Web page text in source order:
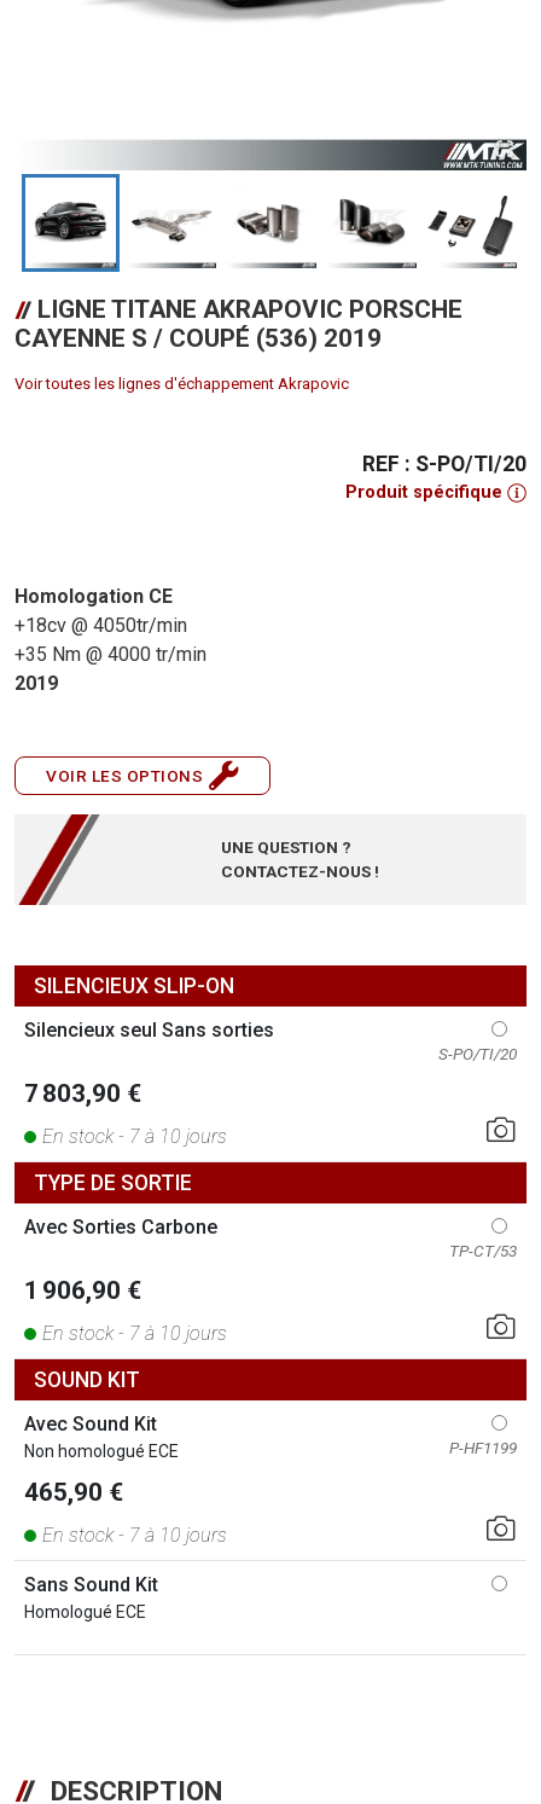
LIGNE TITANE AKRAPOVIC PORSCHE
CAYENNE S / COUPÉ (536) 2019
Voir toutes les lignes d'échappement Akrapovic
REF : S-PO/TI/20
Produit spécifique
Homologation CE
+18cv @ 4050tr/min
+35 Nm @ 4000 tr/min
2019
VOIR LES OPTIONS
UNE QUESTION ?
CONTACTEZ-NOUS !
SILENCIEUX SLIP-ON
Silencieux seul Sans sorties
S-PO/TI/20
7 803,90 €
En stock - 7 à 10 jours
TYPE DE SORTIE
Avec Sorties Carbone
TP-CT/53
1 906,90 €
En stock - 7 à 10 jours
SOUND KIT
Avec Sound Kit
Non homologué ECE P-HF1199
465,90 €
En stock - 7 à 10 jours
Sans Sound Kit
Homologué ECE
DESCRIPTION